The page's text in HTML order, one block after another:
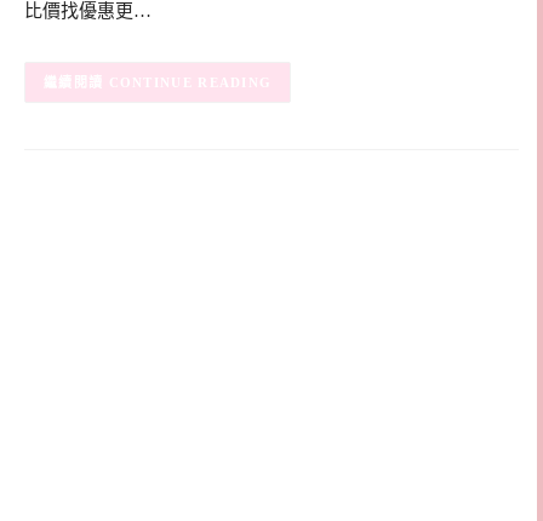
比價找優惠更…
CONTINUE READING